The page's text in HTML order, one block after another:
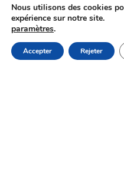
Nous utilisons des cookies
expérience sur notre site.
paramètres.
Accepter Rejeter